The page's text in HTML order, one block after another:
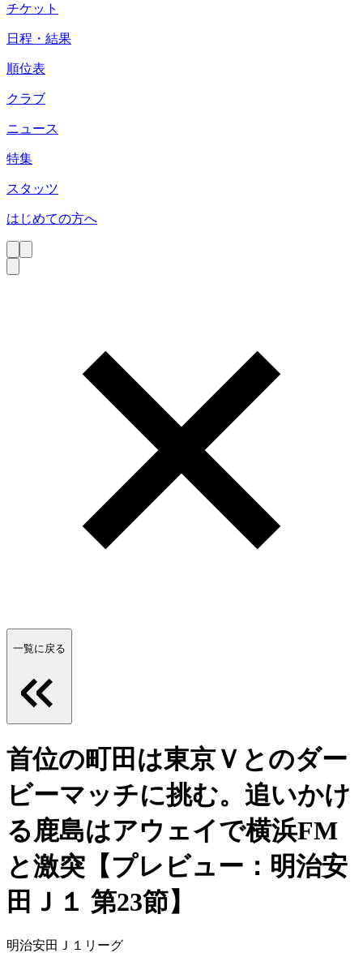
チケット
日程・結果
順位表
クラブ
ニュース
特集
スタッツ
はじめての方へ
一覧に戻る
首位の町田は東京Ｖとのダー
ビーマッチに挑む。追いかけ
る鹿島はアウェイで横浜FM
と激突【プレビュー：明治安
田Ｊ１ 第23節】
明治安田Ｊ１リーグ